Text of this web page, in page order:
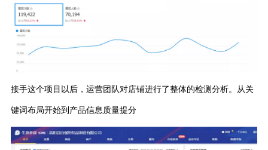
接手这个项目以后， 运营团队对店铺进行了整体的检测分析。 从关
键词布局开始到产品信息质量提分